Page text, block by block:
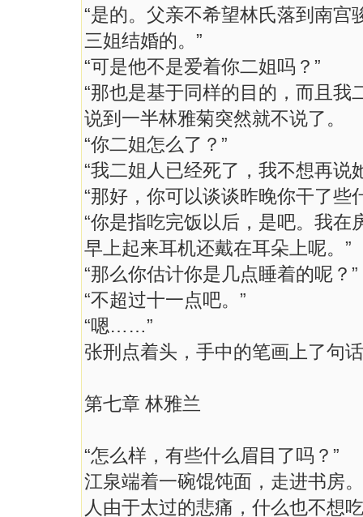
“是的。父亲不希望林氏落到南
三姐结婚的。”
“可是他不是爱着你二姐吗？”
“那也是基于同样的目的，而且
说到一半林雅菊突然就不说了。
“你二姐怎么了？”
“我二姐人已经死了，我不想再说
“那好，你可以谈谈昨晚你干了些
“你是指吃完饭以后，是吧。我
早上起来耳机还戴在耳朵上呢。”
“那么你估计你是几点睡着的呢？”
“不超过十一点吧。”
“嗯……”
张刑点着头，手中的笔画上了句
第七章 林雅兰
“怎么样，有些什么眉目了吗？”
江泉端着一碗馄饨面，走进书房
人由于太过的悲痛，什么也不想